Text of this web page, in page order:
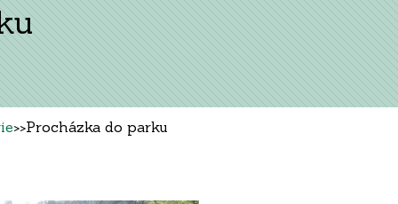
>>Procházka do parku